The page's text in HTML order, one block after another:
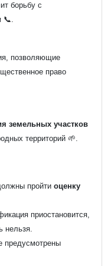
борьбу с
позволяющие
право
земельных участков
территорий 🌱.
пройти оценку
приостановится,
нельзя.
предусмотрены